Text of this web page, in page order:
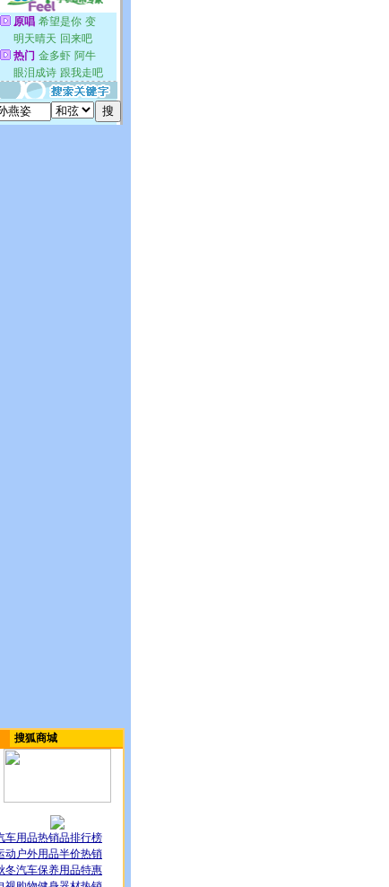
搜狐商城
车用品热销品排行榜
动户外用品半价热销
冬汽车保养用品特惠